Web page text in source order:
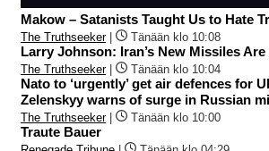
Makow – Satanists Taught Us to Hate
The Truthseeker| Tänään klo 10:08
Larry Johnson: Iran’s New Missiles
The Truthseeker| Tänään klo 10:04
Nato to ‘urgently’ get air defences for
Zelenskyy warns of surge in Russian
The Truthseeker| Tänään klo 10:00
Traute Bauer